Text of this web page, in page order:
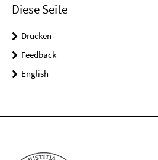
Diese Seite
Drucken
Feedback
English